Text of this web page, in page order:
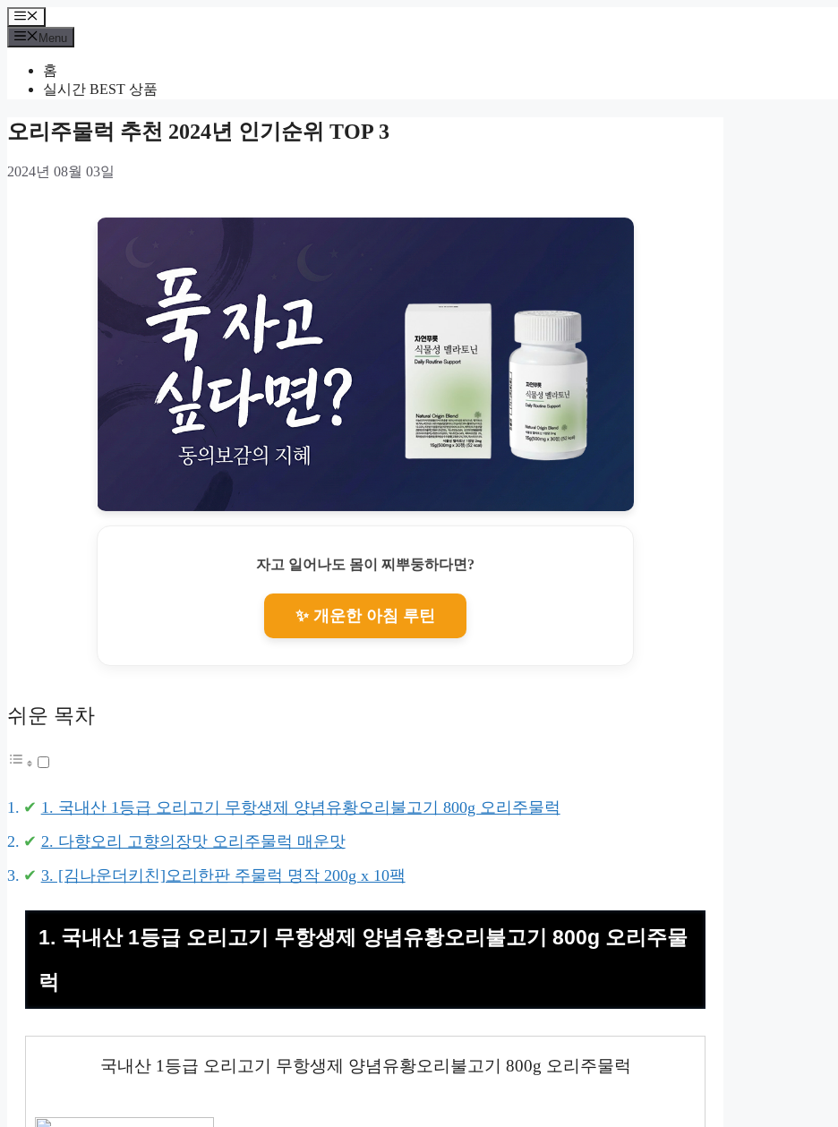
Skip
to
content
Menu
Menu
홈
실시간 BEST 상품
오리주물럭 추천 2024년 인기순위 TOP 3
2024년 08월 03일
자고 일어나도 몸이 찌뿌둥하다면?
✨ 개운한 아침 루틴
쉬운 목차
1. 국내산 1등급 오리고기 무항생제 양념유황오리불고기 800g 오리주물럭
2. 다향오리 고향의장맛 오리주물럭 매운맛
3. [김나운더키친]오리한판 주물럭 명작 200g x 10팩
1. 국내산 1등급 오리고기 무항생제 양념유황오리불고기 800g 오리주물
럭
국내산 1등급 오리고기 무항생제 양념유황오리불고기 800g 오리주물럭